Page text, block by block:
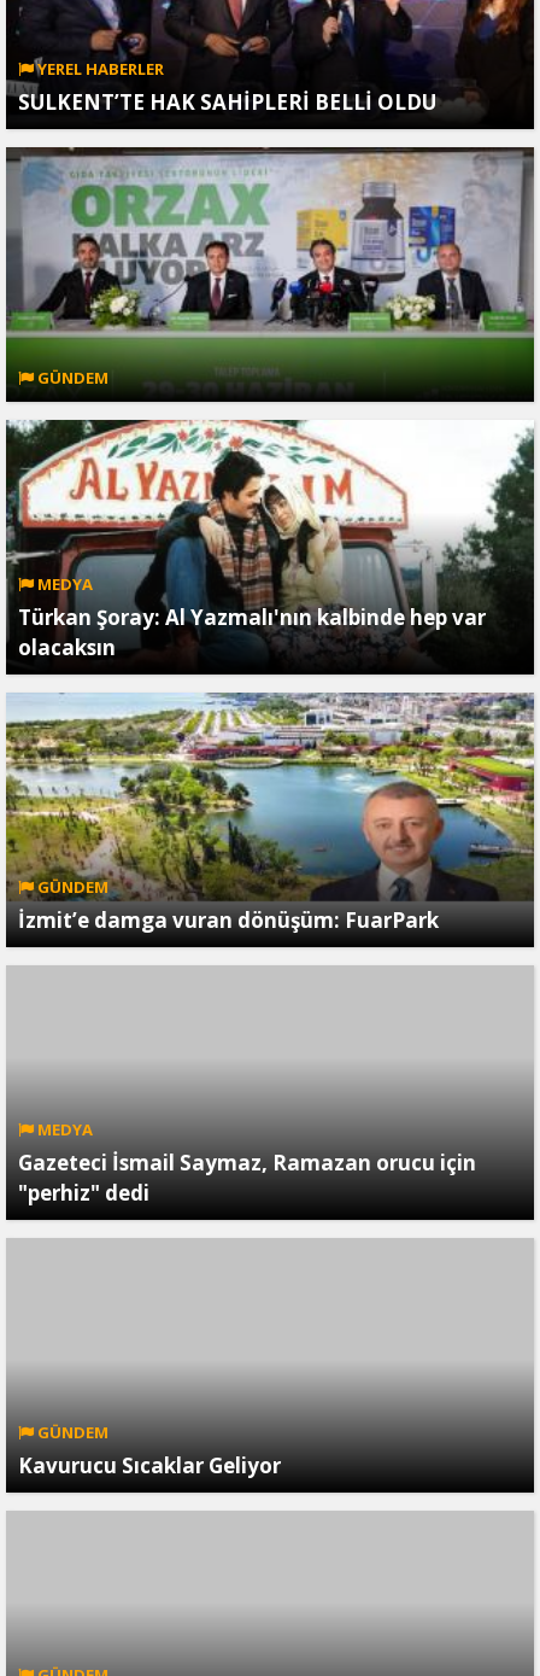
YEREL HABERLER
SULKENT’TE HAK SAHİPLERİ BELLİ OLDU
GÜNDEM
MEDYA
Türkan Şoray: Al Yazmalı'nın kalbinde hep var
olacaksın
GÜNDEM
İzmit’e damga vuran dönüşüm: FuarPark
MEDYA
Gazeteci İsmail Saymaz, Ramazan orucu için
"perhiz" dedi
GÜNDEM
Kavurucu Sıcaklar Geliyor